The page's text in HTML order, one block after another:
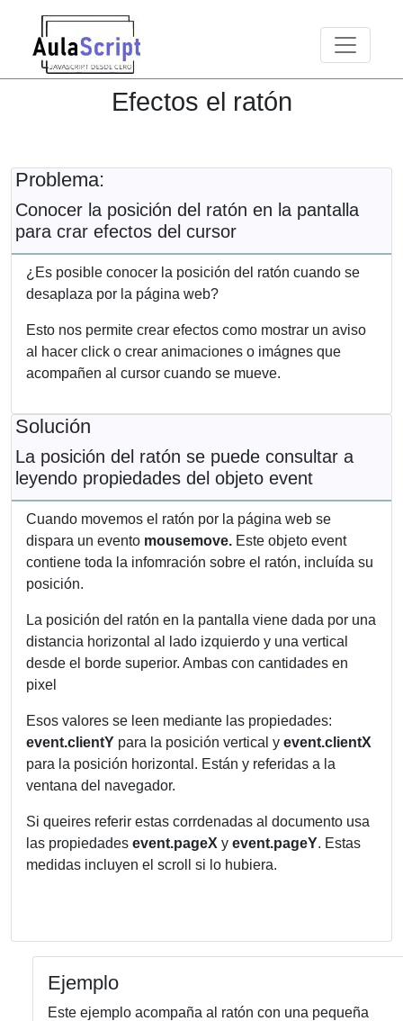
Toggle
Efectos el ratón
Problema:
Conocer la posición del ratón en la pantalla
para crar efectos del cursor
¿Es posible conocer la posición del ratón cuando se
desaplaza por la página web?
Esto nos permite crear efectos como mostrar un aviso
al hacer click o crear animaciones o imágnes que
acompañen al cursor cuando se mueve.
Solución
La posición del ratón se puede consultar a
leyendo propiedades del objeto event
Cuando movemos el ratón por la página web se
dispara un evento mousemove. Este objeto event
contiene toda la infomración sobre el ratón, incluída su
posición.
La posición del ratón en la pantalla viene dada por una
distancia horizontal al lado izquierdo y una vertical
desde el borde superior. Ambas con cantidades en
pixel
Esos valores se leen mediante las propiedades:
event.clientY para la posición vertical y event.clientX
para la posición horizontal. Están y referidas a la
ventana del navegador.
Si queires referir estas corrdenadas al documento usa
las propiedades event.pageX y event.pageY. Estas
medidas incluyen el scroll si lo hubiera.
Ejemplo
Este ejemplo acompaña al ratón con una pequeña